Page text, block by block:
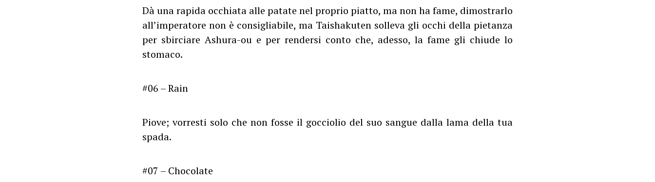
Dà una rapida occhiata alle patate nel proprio piatto, ma non ha fame, dimostrarlo
all’imperatore non è consigliabile, ma Taishakuten solleva gli occhi della pietanza
per sbirciare Ashura-ou e per rendersi conto che, adesso, la fame gli chiude lo
stomaco.
#06 – Rain
Piove; vorresti solo che non fosse il gocciolio del suo sangue dalla lama della tua
spada.
#07 – Chocolate